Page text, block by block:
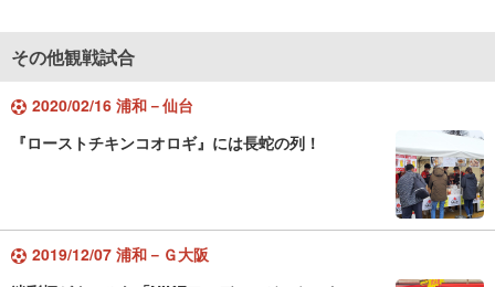
その他観戦試合
2020/02/16 浦和－仙台
『ローストチキンコオロギ』には長蛇の列！
2019/12/07 浦和－Ｇ大阪